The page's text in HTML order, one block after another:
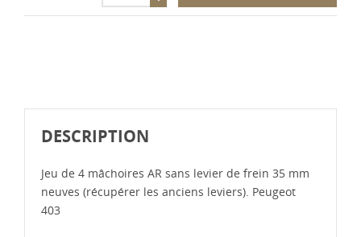
DESCRIPTION
Jeu de 4 mâchoires AR sans levier de frein 35 mm
neuves (récupérer les anciens leviers). Peugeot
403